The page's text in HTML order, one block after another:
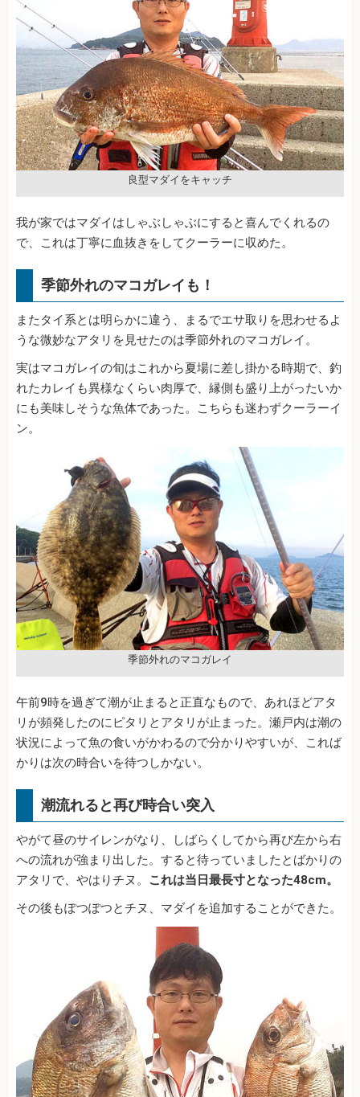
良型マダイをキャッチ
我が家ではマダイはしゃぶしゃぶにすると喜んでくれるの
で、これは丁寧に血抜きをしてクーラーに収めた。
季節外れのマコガレイも！
またタイ系とは明らかに違う、まるでエサ取りを思わせるよ
うな微妙なアタリを見せたのは季節外れのマコガレイ。
実はマコガレイの旬はこれから夏場に差し掛かる時期で、釣
れたカレイも異様なくらい肉厚で、縁側も盛り上がったいか
にも美味しそうな魚体であった。こちらも迷わずクーラーイ
ン。
季節外れのマコガレイ
午前9時を過ぎて潮が止まると正直なもので、あれほどアタ
リが頻発したのにピタリとアタリが止まった。瀬戸内は潮の
状況によって魚の食いがかわるので分かりやすいが、これば
かりは次の時合いを待つしかない。
潮流れると再び時合い突入
やがて昼のサイレンがなり、しばらくしてから再び左から右
への流れが強まり出した。すると待っていましたとばかりの
アタリで、やはりチヌ。 これは当日最長寸となった48cm。
その後もぽつぽつとチヌ、マダイを追加することができた。